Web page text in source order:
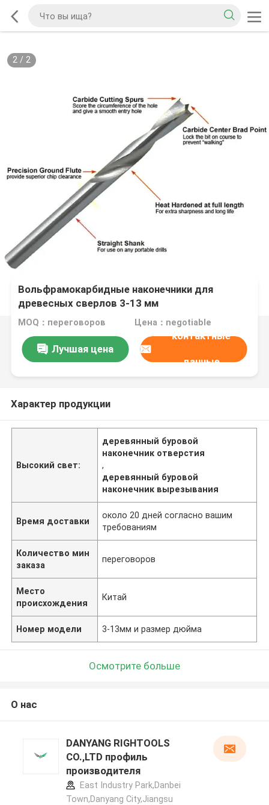
2/ 2
Вольфрамокарбидные наконечники для
древесных сверлов 3-13 мм
MOQ：переговоров Цена：negotiable
Лучшая цена
контактные
данные
Характер продукции
Высокий свет:
деревянный буровой
наконечник отверстия
,
деревянный буровой
наконечник вырезывания
Время доставки
около 20 дней согласно вашим
требованиям
Количество мин
заказа
переговоров
Место
происхождения
Китай
Номер модели 3-13мм и размер дюйма
Осмотрите больше
О нас
DANYANG RIGHTOOLS
CO.,LTD профиль
производителя
East Industry Park,Danbei
Town,Danyang City,Jiangsu